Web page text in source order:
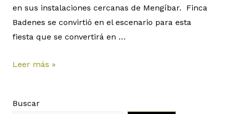
en sus instalaciones cercanas de Mengíbar. Finca
Badenes se convirtió en el escenario para esta
fiesta que se convertirá en …
Leer más »
Buscar